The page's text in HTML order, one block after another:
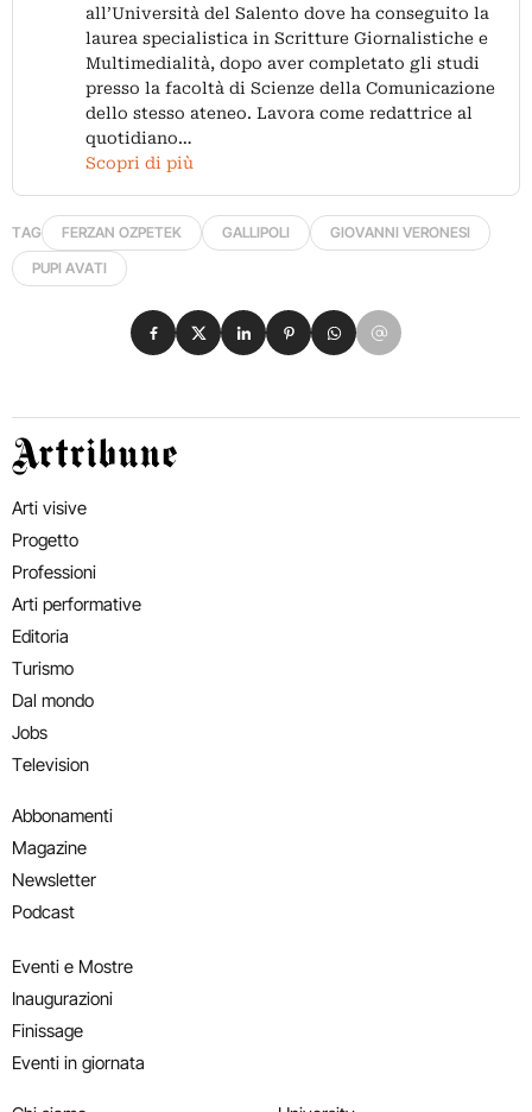
all’Università del Salento dove ha conseguito la
laurea specialistica in Scritture Giornalistiche e
Multimedialità, dopo aver completato gli studi
presso la facoltà di Scienze della Comunicazione
dello stesso ateneo. Lavora come redattrice al
quotidiano…
Scopri di più
TAG FERZAN OZPETEK GALLIPOLI
GIOVANNI VERONESI
PUPI AVATI
Condividi su Facebook
Condividi su X
Condividi su LinkedIn
Condividi su Pinterest
Condividi su WhatsApp
Condividi su Email
Artribune
Arti visive
Progetto
Professioni
Arti performative
Editoria
Turismo
Dal mondo
Jobs
Television
Abbonamenti
Magazine
Newsletter
Podcast
Eventi e Mostre
Inaugurazioni
Finissage
Eventi in giornata